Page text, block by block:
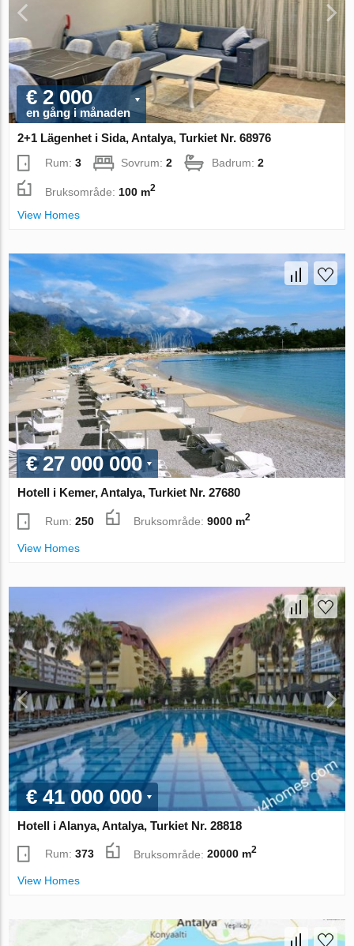
€ 2 000
en gång i månaden
2+1 Lägenhet i Sida, Antalya, Turkiet Nr. 68976
Rum:3 Sovrum:2 Badrum:2
Bruksområde: 100 m2
View Homes
€ 27 000 000
Hotell i Kemer, Antalya, Turkiet Nr. 27680
Rum:250 Bruksområde:9000 m2
View Homes
€ 41 000 000
Hotell i Alanya, Antalya, Turkiet Nr. 28818
Rum:373 Bruksområde:20000 m2
View Homes